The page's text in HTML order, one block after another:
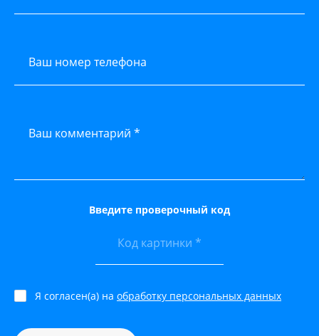
Ваш номер телефона
Ваш комментарий *
Введите проверочный код
Я согласен(а) на обработку персональных данных